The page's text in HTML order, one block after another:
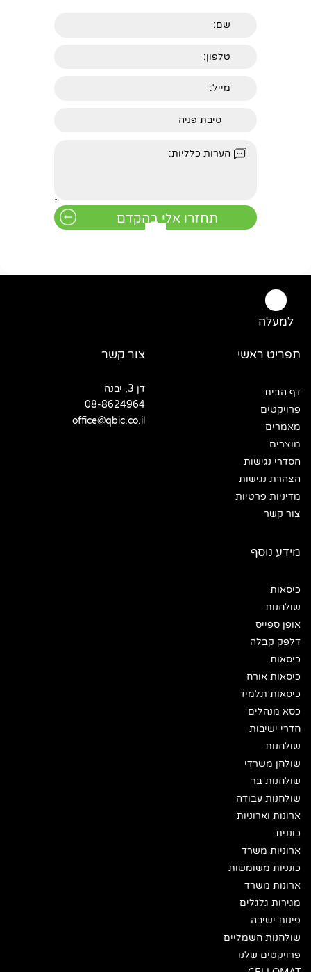
למעלה
תפריט ראשי
דף הבית
פרויקטים
מאמרים
מוצרים
הסדרי נגישות
הצהרת נגישות
מדיניות פרטיות
צור קשר
מידע נוסף
כיסאות
שולחנות
אופן ספייס
דלפק קבלה
כיסאות
כיסאות אורח
כיסאות תלמיד
כסא מנהלים
חדרי ישיבות
שולחנות
שולחן משרדי
שולחנות בר
שולחנות עבודה
ארונות וארוניות
כוננית
ארוניות משרד
כונניות משומשות
ארונות משרד
מגירות גלגלים
פינות ישיבה
שולחנות חשמליים
פרויקטים שלנו
צור קשר
דן 3, יבנה
08-8624964
office@qbic.co.il